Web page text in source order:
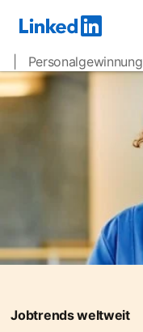
| Personalgewinnung
Jobtrends weltweit